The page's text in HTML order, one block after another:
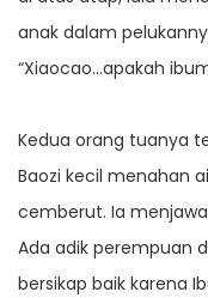
anak dalam
“Xiaocao…apakah
Kedua orang tuanya
Baozi kecil menahan
cemberut. Ia
Ada adik perempuan
bersikap baik karena